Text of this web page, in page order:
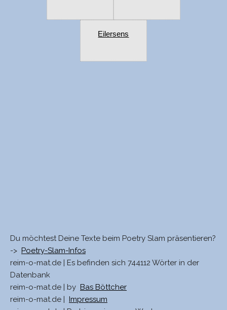
Eilersens
Du möchtest Deine Texte beim Poetry Slam präsentieren?
-> Poetry-Slam-Infos
reim-o-mat.de | Es befinden sich 744112 Wörter in der
Datenbank
reim-o-mat.de | by Bas Böttcher
reim-o-mat.de |
Impressum